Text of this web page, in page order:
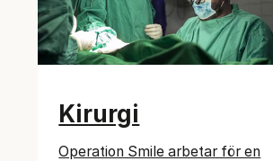
Kirurgi
Operation Smile arbetar för en